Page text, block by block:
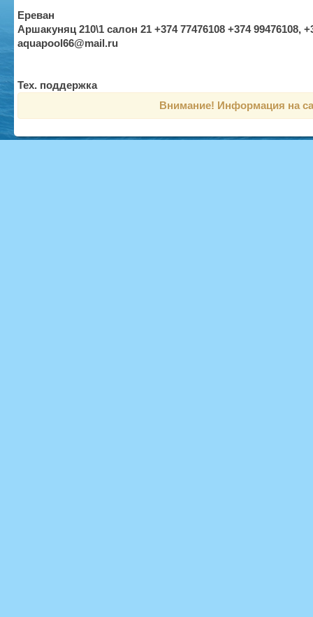
Ереван
Аршакуняц 210\1 салон 21 +374 77476108 +374 99476108,
aquapool66@mail.ru
Тех. поддержка
Внимание! Информация на